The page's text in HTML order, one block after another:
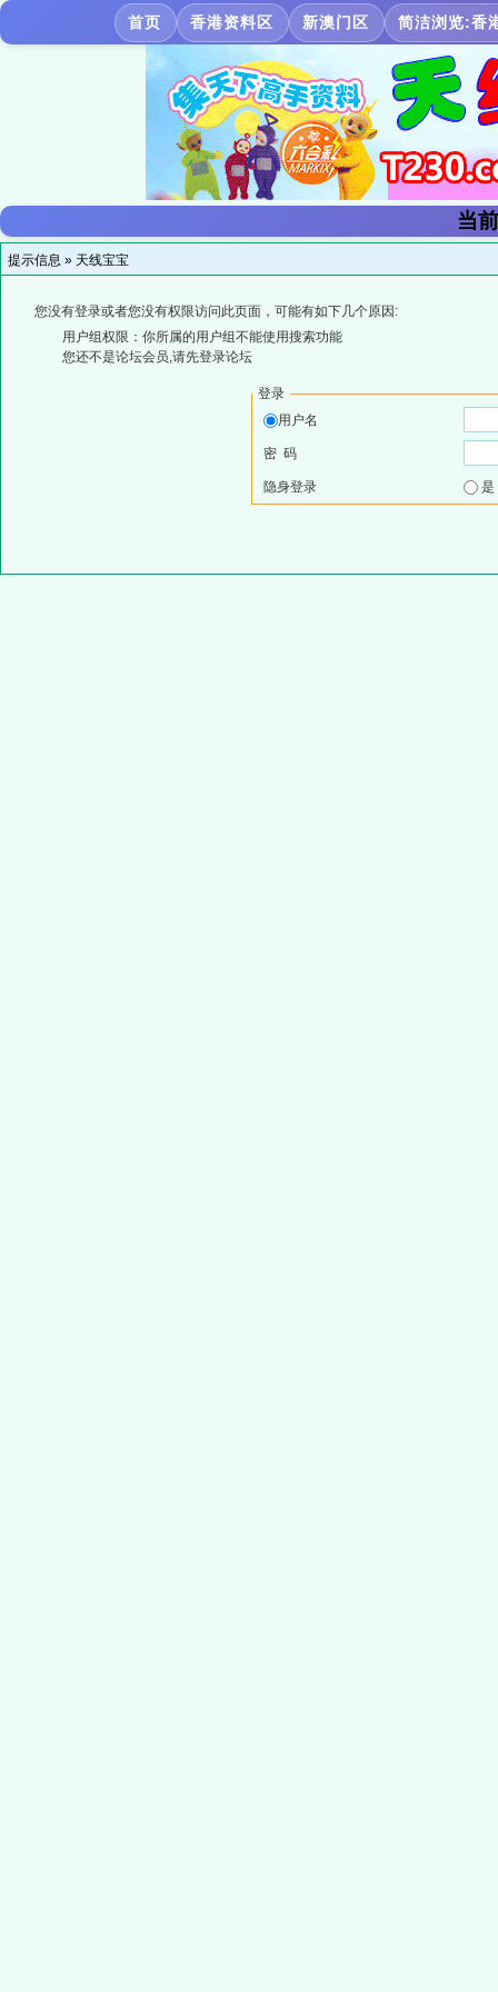
首页 香港资料区 新澳门区 简洁浏览:香
当
提示信息 » 天线宝宝
您没有登录或者您没有权限访问此页面，可能有如下几个原因:
用户组权限：你所属的用户组不能使用搜索功能
您还不是论坛会员,请先登录论坛
登录
用户名
密 码
隐身登录